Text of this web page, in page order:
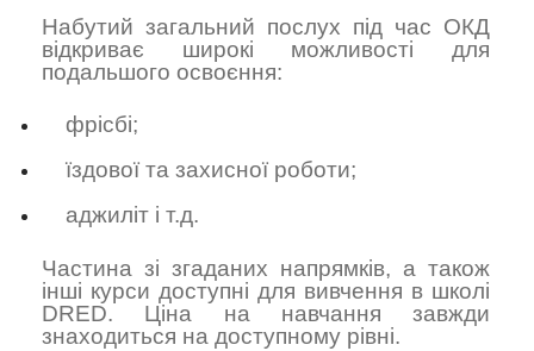
Набутий загальний послух під час ОКД
відкриває широкі можливості для
подальшого освоєння:
фрісбі;
їздової та захисної роботи;
аджиліт і т.д.
Частина зі згаданих напрямків, а також
інші курси доступні для вивчення в школі
DRED. Ціна на навчання завжди
знаходиться на доступному рівні.